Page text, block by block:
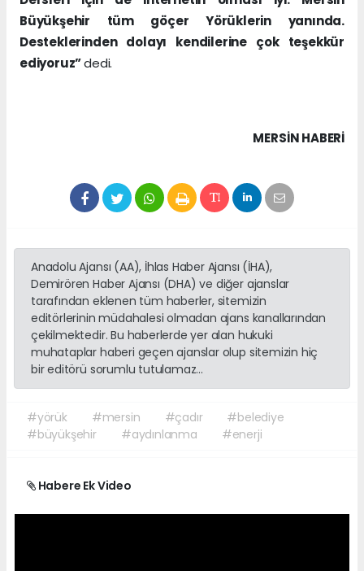
Büyükşehir tüm göçer Yörüklerin yanında.
Desteklerinden dolayı kendilerine çok teşekkür
ediyoruz”dedi.
MERSIN HABERİ
Anadolu Ajansı (AA), İhlas Haber Ajansı (İHA),
Demirören Haber Ajansı (DHA) ve diğer ajanslar
tarafından eklenen tüm haberler, sitemizin
editörlerinin müdahalesi olmadan ajans kanallarından
çekilmektedir. Bu haberlerde yer alan hukuki
muhataplar haberi geçen ajanslar olup sitemizin hiç
bir editörü sorumlu tutulamaz...
#yörük #mersin #çadır
#belediye
#büyükşehir
#aydınlanma #enerji
Habere Ek Video